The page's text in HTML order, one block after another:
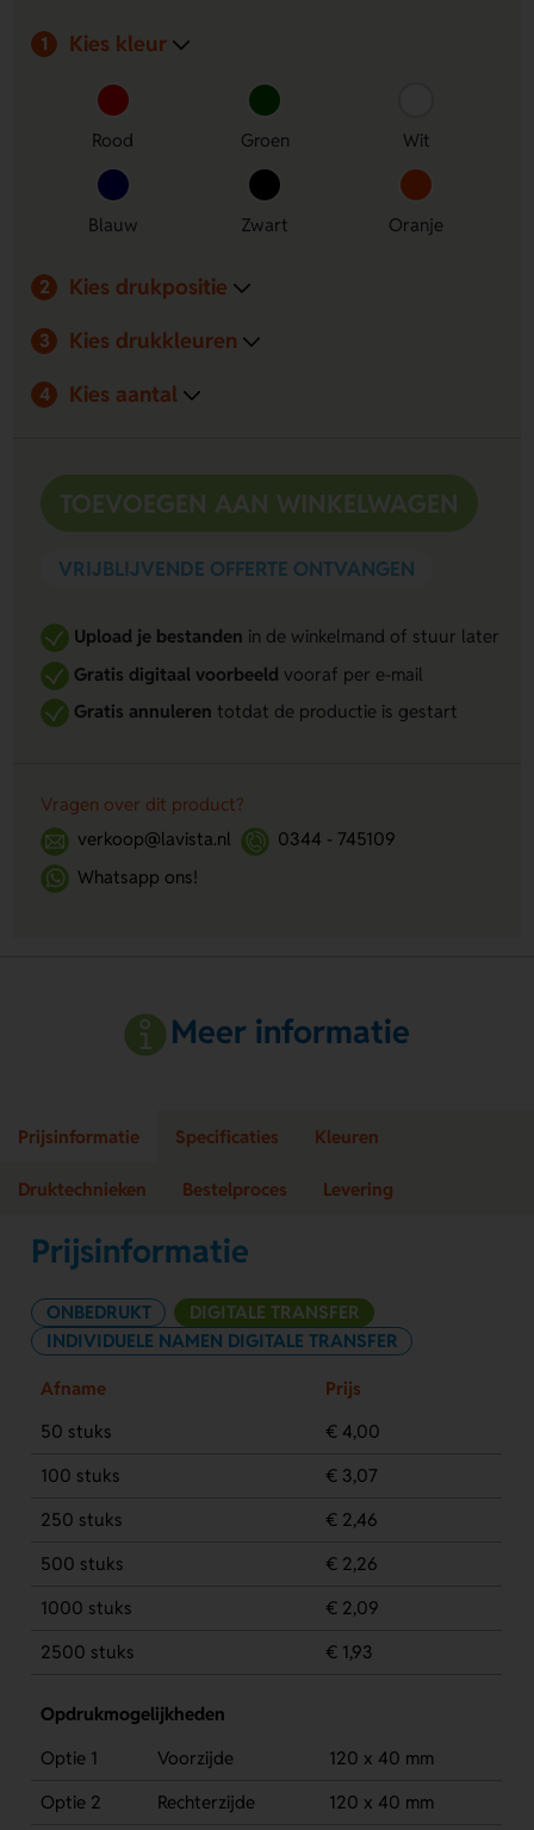
Personaliseerbaar:
naam voor effectieve promotie van jouw merk of
evenement.
Comfortabel en ademend:Gemaakt van hoogwaardig
katoen dat zorgt voor optimaal draagcomfort, zelfs op
warme dagen.
Stijlvol en veelzijdig:
Verkrijgbaar in diverse kleuren,
passend bij iedere outfit of gelegenheid.
1 Kies kleur
Rood Groen Wit
Blauw Zwart Oranje
2 Kies drukpositie
3 Kies drukkleuren
4 Kies aantal
TOEVOEGEN AAN WINKELWAGEN
VRIJBLIJVENDE OFFERTE ONTVANGEN
Upload je bestanden in de winkelmand of stuur later
Gratis digitaal voorbeeldvooraf per e-mail
Gratis annuleren totdat de productie is gestart
Vragen over dit product?
verkoop@lavista.nl
0344 - 745109
Whatsapp ons!
Meer informatie
Prijsinformatie Specificaties Kleuren
Druktechnieken Bestelproces Levering
Prijsinformatie
ONBEDRUKT
DIGITALE TRANSFER
INDIVIDUELE NAMEN DIGITALE TRANSFER
Afname
Prijs
50 stuks
€ 4,00
100 stuks
€ 3,07
250 stuks
€ 2,46
500 stuks
€ 2,26
1000 stuks
€ 2,09
2500 stuks
€ 1,93
Opdrukmogelijkheden
Optie 1
Voorzijde
120 x 40 mm
Optie 2
Rechterzijde 120 x 40 mm